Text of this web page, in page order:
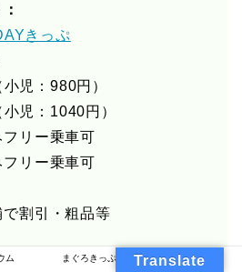
きっぷ
児：980円）
児：1040円）
リー乗車可
リー乗車可
割引・粗品等
ム まぐろきっぷ Translate